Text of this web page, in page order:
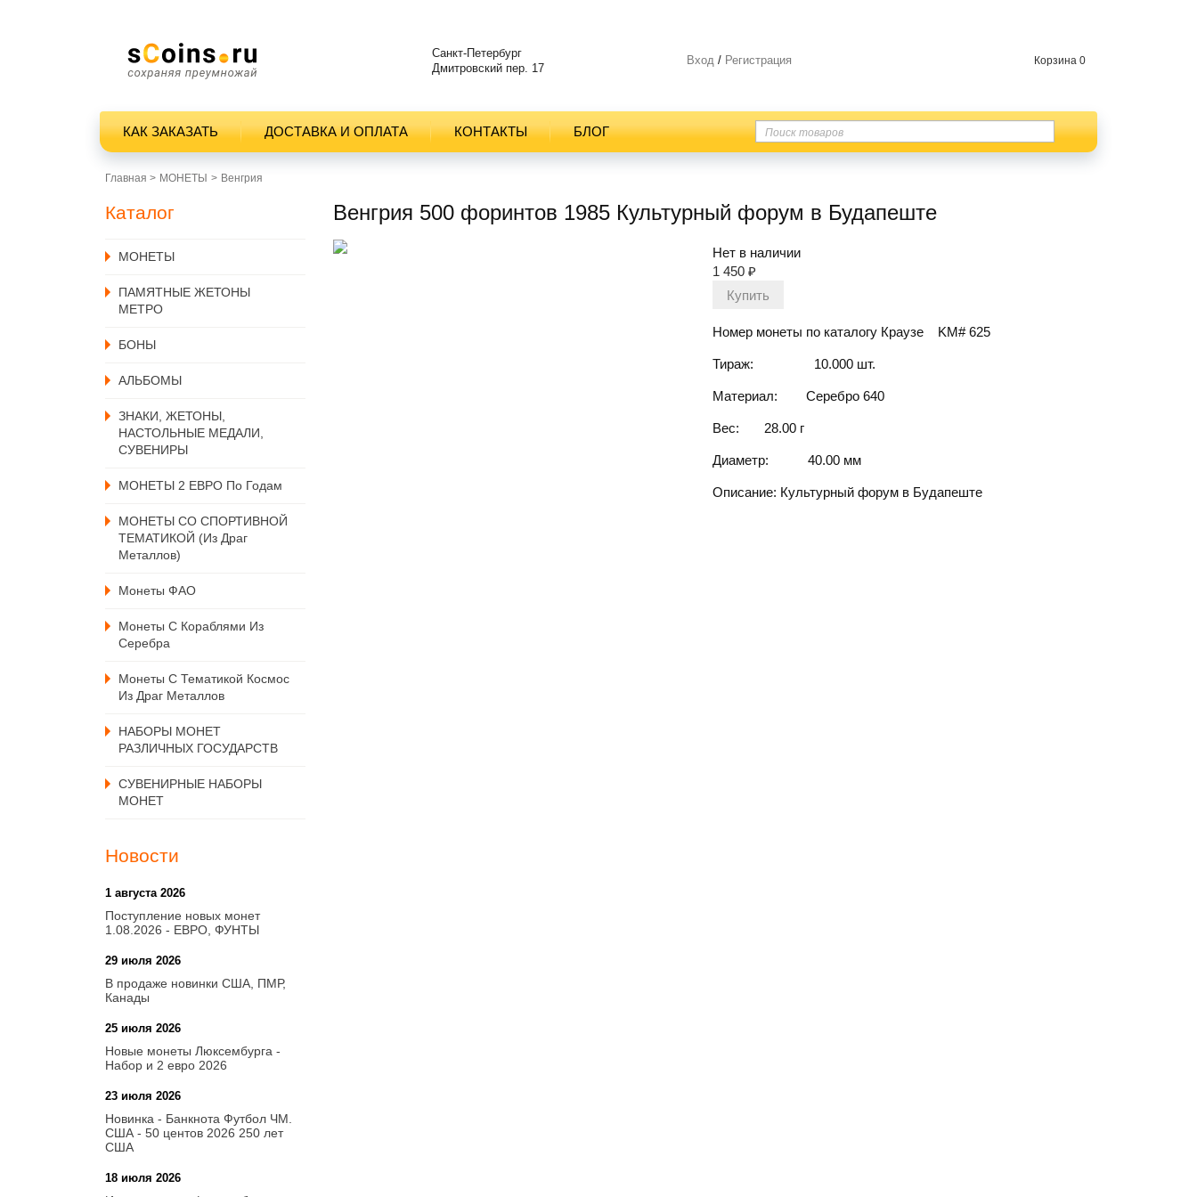
Санкт-Петербург
Дмитровский пер. 17
Вход/Регистрация Корзина 0
КАК ЗАКАЗАТЬ ДОСТАВКА И ОПЛАТА КОНТАКТЫ БЛОГ
Главная > MОНЕТЫ Венгрия
Каталог
MОНЕТЫ
ПАМЯТНЫЕ ЖЕТОНЫ
МЕТРО
БОНЫ
АЛЬБОМЫ
ЗНАКИ, ЖЕТОНЫ,
НАСТОЛЬНЫЕ МЕДАЛИ,
СУВЕНИРЫ
МОНЕТЫ 2 ЕВРО По Годам
МОНЕТЫ СО СПОРТИВНОЙ
ТЕМАТИКОЙ (из Драг
Металлов)
Монеты ФАО
Монеты С Кораблями Из
Серебра
Монеты С Тематикой Космос
Из Драг Металлов
НАБОРЫ МОНЕТ
РАЗЛИЧНЫХ ГОСУДАРСТВ
СУВЕНИРНЫЕ НАБОРЫ
МОНЕТ
Новости
1 августа 2026
Поступление новых монет
1.08.2026 - ЕВРО, ФУНТЫ
29 июля 2026
В продаже новинки США, ПМР,
Канады
25 июля 2026
Новые монеты Люксембурга -
Набор и 2 евро 2026
23 июля 2026
Новинка - Банкнота Футбол ЧМ.
США - 50 центов 2026 250 лет
США
18 июля 2026
Венгрия 500 форинтов 1985 Культурный форум в Будапеште
Нет в наличии
1 450 ₽
Номер монеты по каталогу Краузе KM# 625
Тираж: 10.000 шт.
Материал: Серебро 640
Вес: 28.00 г
Диаметр: 40.00 мм
Описание: Культурный форум в Будапеште